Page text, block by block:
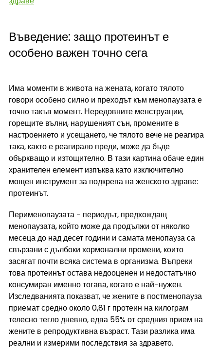
Въведение: защо протеинът е
особено важен точно сега
Има моменти в живота на жената, когато тялото
говори особено силно и преходът към менопаузата е
точно такъв момент. Нередовните менструации,
горещите вълни, нарушеният сън, промените в
настроението и усещането, че тялото вече не реагира
така, както е реагирало преди, може да бъде
объркващо и изтощително. В тази картина обаче един
хранителен елемент изпъква като изключително
мощен инструмент за подкрепа на женското здраве:
протеинът.
Перименопаузата - периодът, предхождащ
менопаузата, който може да продължи от няколко
месеца до над десет години и самата менопауза са
свързани с дълбоки хормонални промени, които
засягат почти всяка система в организма. Въпреки
това протеинът остава недооценен и недостатъчно
консумиран именно тогава, когато е най-нужен.
Изследванията показват, че жените в постменопауза
приемат средно около 0,81 г протеин на килограм
телесно тегло дневно, едва 55% от средния прием на
жените в репродуктивна възраст. Тази разлика има
реални и измерими последствия за здравето.